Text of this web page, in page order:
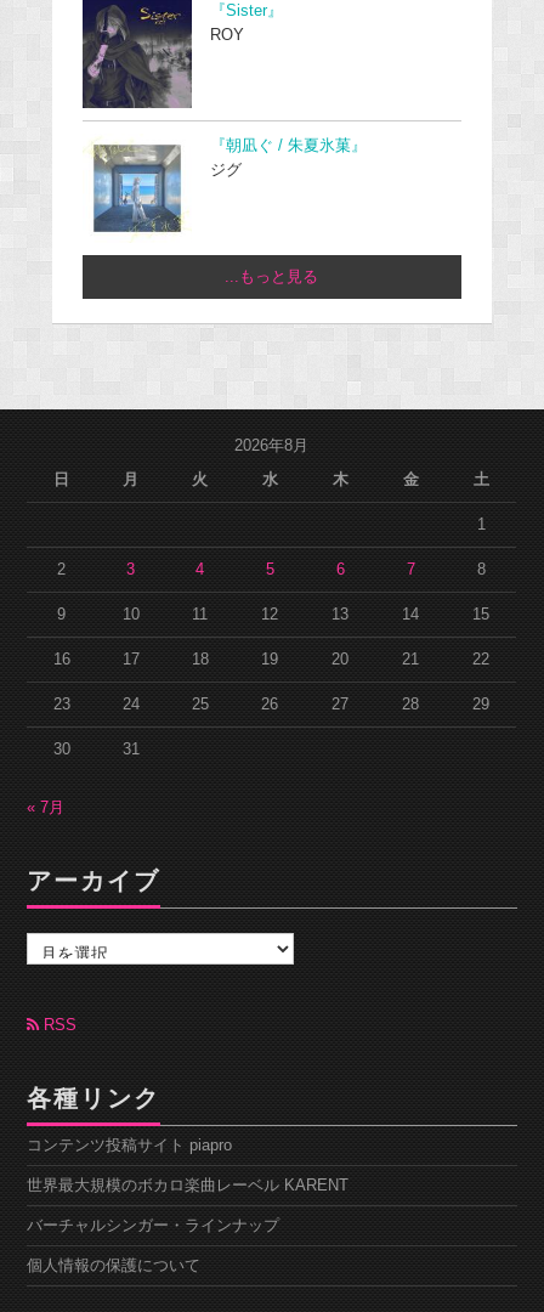
『Sister』
ROY
『朝凪ぐ / 朱夏氷菓』
ジグ
...もっと見る
2026年8月
日
月 火 水 木 金 土
1
2 3 4 5 6 7 8
9 10 11 12 13 14 15
16 17 18 19 20 21 22
23 24 25 26 27 28 29
30 31
« 7月
アーカイブ
カ
ブ RSS
各種リンク
コンテンツ投稿サイト piapro
世界最大規模のボカロ楽曲レーベル KARENT
バーチャルシンガー・ラインナップ
個人情報の保護について